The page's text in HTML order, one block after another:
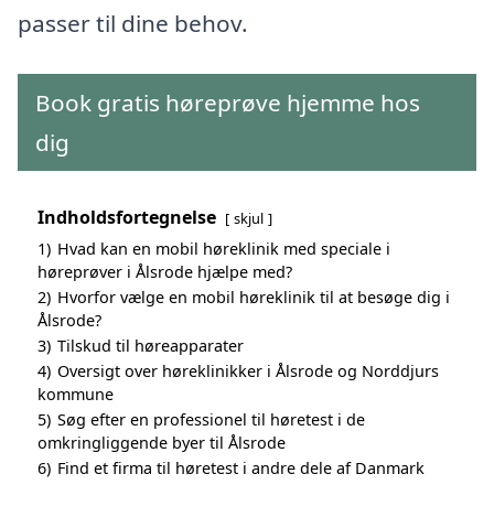
passer til dine behov.
Book gratis høreprøve hjemme hos
dig
Indholdsfortegnelse skjul
1) Hvad kan en mobil høreklinik med speciale i
høreprøver i Ålsrode hjælpe med?
2) Hvorfor vælge en mobil høreklinik til at besøge dig i
Ålsrode?
3) Tilskud til høreapparater
4) Oversigt over høreklinikker i Ålsrode og Norddjurs
kommune
5) Søg efter en professionel til høretest i de
omkringliggende byer til Ålsrode
6) Find et firma til høretest i andre dele af Danmark